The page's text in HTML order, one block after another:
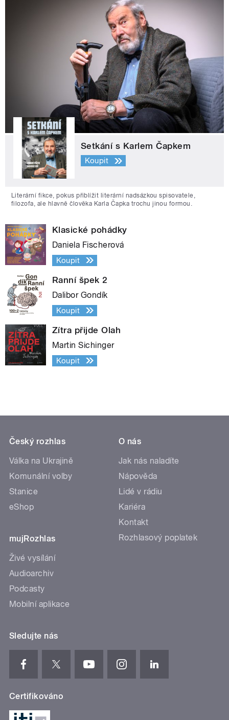
Setkání s Karlem Čapkem
Koupit
Literární fikce, pokus přiblížit literární nadsázkou spisovatele,
filozofa, ale hlavně člověka Karla Čapka trochu jinou formou.
Klasické pohádky
Daniela Fischerová
Koupit
Ranní špek 2
Dalibor Gondík
Koupit
Zítra přijde Olah
Martin Sichinger
Koupit
Český rozhlas
Válka na Ukrajině
Komunální volby
Stanice
eShop
mujRozhlas
Živé vysílání
Audioarchiv
Podcasty
Mobilní aplikace
O nás
Jak nás naladíte
Nápověda
Lidé v rádiu
Kariéra
Kontakt
Rozhlasový poplatek
Sledujte nás
Certifikováno